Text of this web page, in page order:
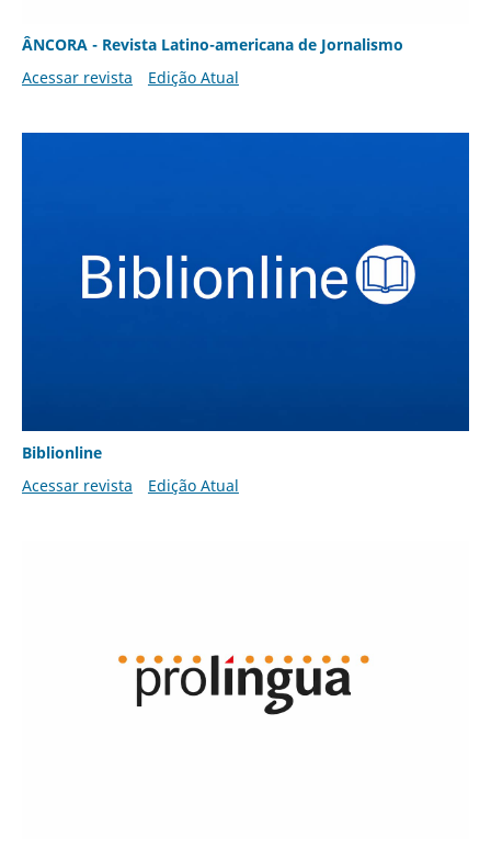
ÂNCORA - Revista Latino-americana de Jornalismo
Acessar revista
Edição Atual
Biblionline
Acessar revista
Edição Atual